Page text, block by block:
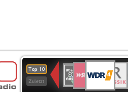
Top 10
Zuletzt
Deutschlandfunk
80er
90er
OLDIE
4
KLASSIK
Kultur
Kultur
2